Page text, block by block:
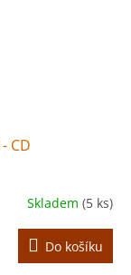
CD
Skladem (5 ks)
Do košíku